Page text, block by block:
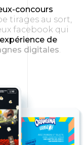
concours
tirages au sort,
facebook qui
expérience de
digitales.